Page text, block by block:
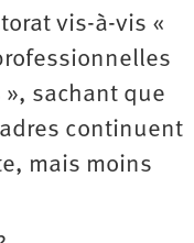
vis-à-vis «
sachant que
continuent
mais moins